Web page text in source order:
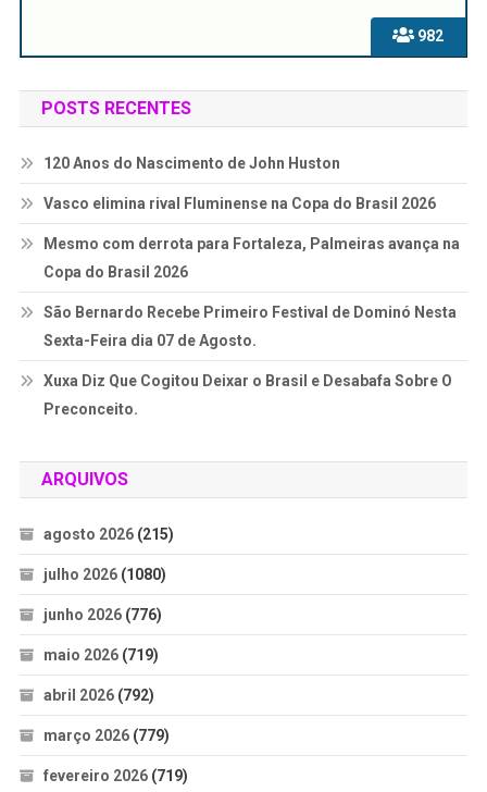
982
POSTS RECENTES
120 Anos do Nascimento de John Huston
Vasco elimina rival Fluminense na Copa do Brasil 2026
Mesmo com derrota para Fortaleza, Palmeiras avança na
Copa do Brasil 2026
São Bernardo Recebe Primeiro Festival de Dominó Nesta
Sexta-Feira dia 07 de Agosto.
Xuxa Diz Que Cogitou Deixar o Brasil e Desabafa Sobre O
Preconceito.
ARQUIVOS
agosto 2026(215)
julho 2026(1080)
junho 2026(776)
maio 2026(719)
abril 2026(792)
março 2026(779)
fevereiro 2026(719)